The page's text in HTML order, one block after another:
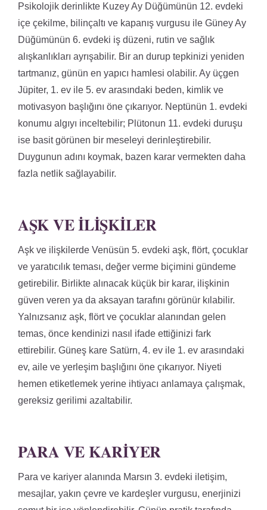
Psikolojik derinlikte Kuzey Ay Düğümünün 12. evdeki
içe çekilme, bilinçaltı ve kapanış vurgusu ile Güney Ay
Düğümünün 6. evdeki iş düzeni, rutin ve sağlık
alışkanlıkları ayrışabilir. Bir an durup tepkinizi yeniden
tartmanız, günün en yapıcı hamlesi olabilir. Ay üçgen
Jüpiter, 1. ev ile 5. ev arasındaki beden, kimlik ve
motivasyon başlığını öne çıkarıyor. Neptünün 1. evdeki
konumu algıyı inceltebilir; Plütonun 11. evdeki duruşu
ise basit görünen bir meseleyi derinleştirebilir.
Duygunun adını koymak, bazen karar vermekten daha
fazla netlik sağlayabilir.
AŞK VE İLIŞKILER
Aşk ve ilişkilerde Venüsün 5. evdeki aşk, flört, çocuklar
ve yaratıcılık teması, değer verme biçimini gündeme
getirebilir. Birlikte alınacak küçük bir karar, ilişkinin
güven veren ya da aksayan tarafını görünür kılabilir.
Yalnızsanız aşk, flört ve çocuklar alanından gelen
temas, önce kendinizi nasıl ifade ettiğinizi fark
ettirebilir. Güneş kare Satürn, 4. ev ile 1. ev arasındaki
ev, aile ve yerleşim başlığını öne çıkarıyor. Niyeti
hemen etiketlemek yerine ihtiyacı anlamaya çalışmak,
gereksiz gerilimi azaltabilir.
PARA VE KARIYER
Para ve kariyer alanında Marsın 3. evdeki iletişim,
mesajlar, yakın çevre ve kardeşler vurgusu, enerjinizi